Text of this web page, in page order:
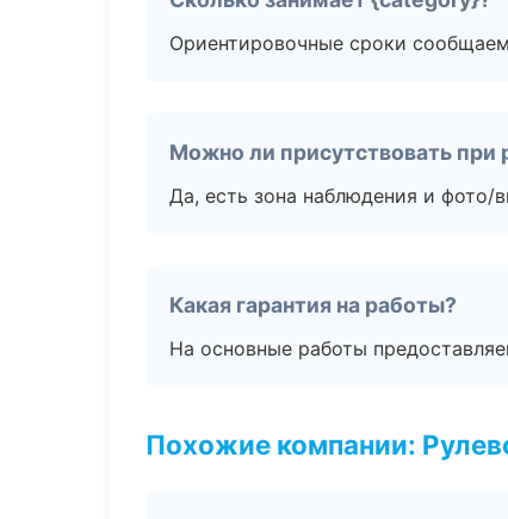
Ориентировочные сроки
Можно ли присутствовать при
Да, есть зона наблюдения и фото/
Какая гарантия на работы?
На основные работы
Похожие компании: